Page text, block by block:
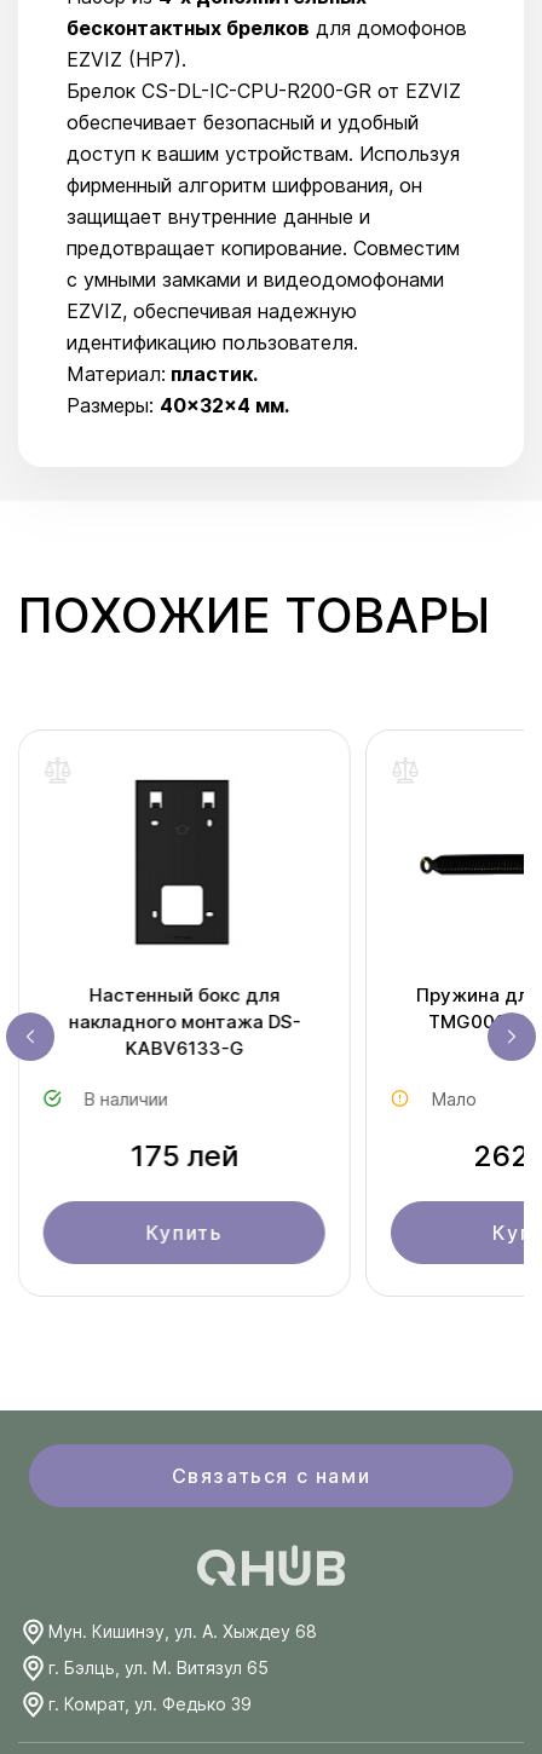
бесконтактных брелков для домофонов
EZVIZ (HP7).
Брелок CS-DL-IC-CPU-R200-GR от EZVIZ
обеспечивает безопасный и удобный
доступ к вашим устройствам. Используя
фирменный алгоритм шифрования, он
защищает внутренние данные и
предотвращает копирование. Совместим
с умными замками и видеодомофонами
EZVIZ, обеспечивая надежную
идентификацию пользователя.
Материал: пластик.
Размеры: 40×32×4 мм.
ПОХОЖИЕ ТОВАРЫ
Настенный бокс для
накладного монтажа DS-
KABV6133-G
В наличии
175 лей
Купить
Пружина
TMG000-3/
Мало
262
Связаться с нами
Мун. Кишинэу, ул. А. Хыждеу 68
г. Бэлць, ул. М. Витязул 65
г. Комрат, ул. Федько 39